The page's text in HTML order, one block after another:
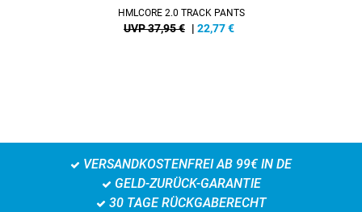
HMLCORE 2.0 TRACK PANTS
UVP 37,95 € | 22,77€
VERSANDKOSTENFREI AB 99€ IN DE
GELD-ZURÜCK-GARANTIE
30 TAGE RÜCKGABERECHT